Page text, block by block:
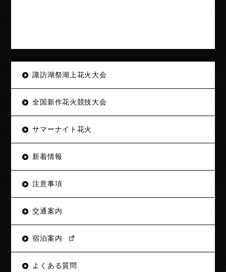
諏訪湖祭湖上花火大会
全国新作花火競技大会
サマーナイト花火
新着情報
注意事項
交通案内
宿泊案内
よくある質問